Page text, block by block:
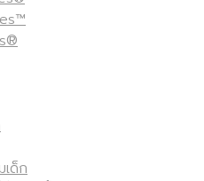
เด็ก